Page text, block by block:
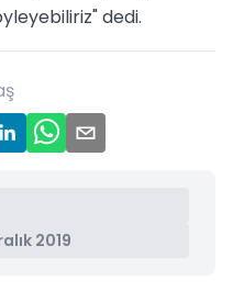
dedi.
2019